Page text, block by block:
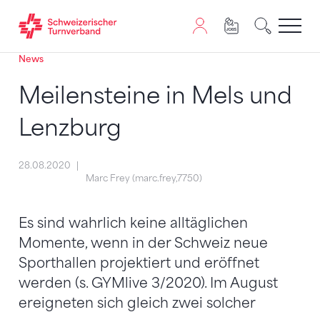
Zum Inhalt springen
Zur Sitemap navigieren
Zum Navigieren dieser Seite wird JavaScript benötigt.
News
Meilensteine in Mels und
Lenzburg
28.08.2020
Marc Frey (marc.frey,7750)
Es sind wahrlich keine alltäglichen
Momente, wenn in der Schweiz neue
Sporthallen projektiert und eröffnet
werden (s. GYMlive 3/2020). Im August
ereigneten sich gleich zwei solcher